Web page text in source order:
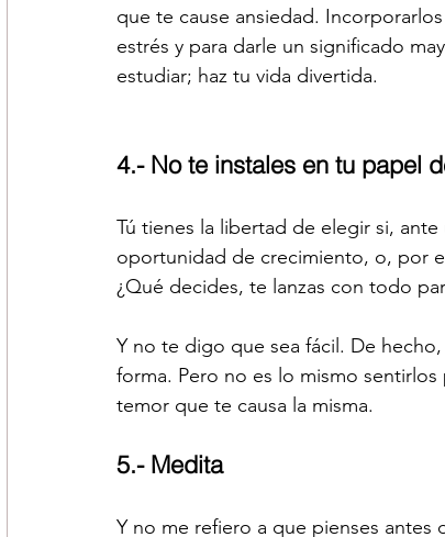
que te cause ansiedad.
estrés y para darle un significado
estudiar; haz tu vida divertida.
4.- No te instales en tu papel
Tú tienes la libertad de elegir si,
oportunidad de crecimiento, o, por
¿Qué decides, te lanzas con todo
Y no te digo que sea fácil. De
forma. Pero no es lo mismo
temor que te causa la misma.
5.- Medita
Y no me refiero a que pienses